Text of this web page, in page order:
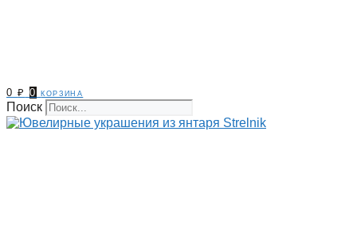
0₽ 0 корзина
Поиск